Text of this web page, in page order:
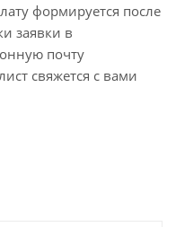
формируется после
заявки в
почту
свяжется с вами